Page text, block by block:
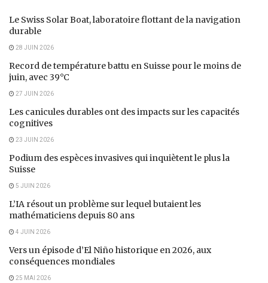
Le Swiss Solar Boat, laboratoire flottant de la navigation
durable
28 JUIN 2026
Record de température battu en Suisse pour le moins de
juin, avec 39°C
27 JUIN 2026
Les canicules durables ont des impacts sur les capacités
cognitives
23 JUIN 2026
Podium des espèces invasives qui inquiètent le plus la
Suisse
5 JUIN 2026
L’IA résout un problème sur lequel butaient les
mathématiciens depuis 80 ans
4 JUIN 2026
Vers un épisode d’El Niño historique en 2026, aux
conséquences mondiales
25 MAI 2026